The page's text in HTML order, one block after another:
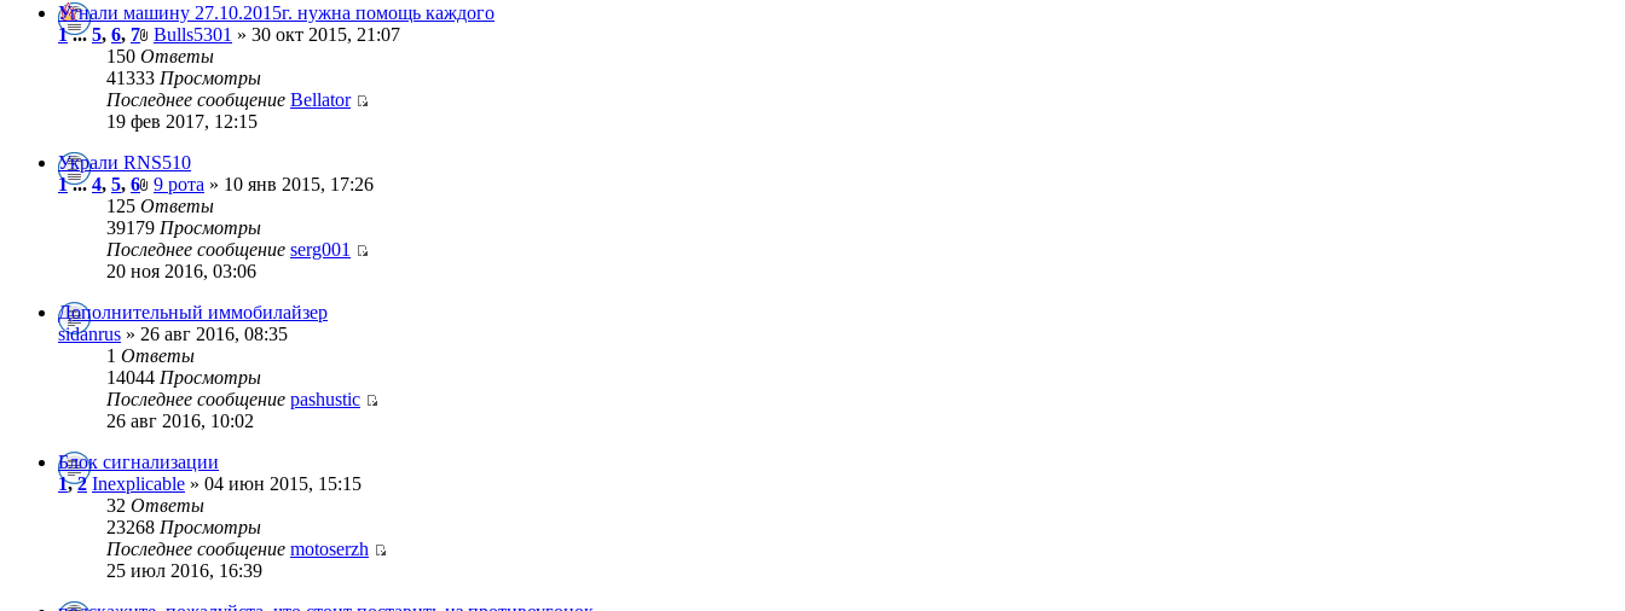
Угнали машину 27.10.2015г. нужна помощь каждого
1...5, 6, 7 Bulls5301 » 30 окт 2015, 21:07
150 Ответы
41333 Просмотры
Последнее сообщение Bellator
19 фев 2017, 12:15
Украли RNS510
1...4, 5, 6 9 рота » 10 янв 2015, 17:26
125 Ответы
39179 Просмотры
Последнее сообщение serg001
20 ноя 2016, 03:06
Дополнительный иммобилайзер
sidanrus » 26 авг 2016, 08:35
1 Ответы
14044 Просмотры
Последнее сообщение pashustic
26 авг 2016, 10:02
Блок сигнализации
1,2 Inexplicable » 04 июн 2015, 15:15
32 Ответы
23268 Просмотры
Последнее сообщение motoserzh
25 июл 2016, 16:39